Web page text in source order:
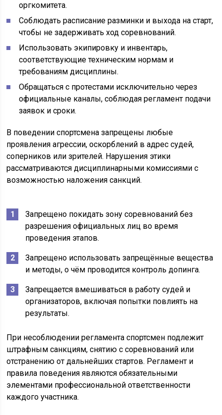
оргкомитета.
Соблюдать расписание разминки и выхода на старт,
чтобы не задерживать ход соревнований.
Использовать экипировку и инвентарь,
соответствующие техническим нормам и
требованиям дисциплины.
Обращаться с протестами исключительно через
официальные каналы, соблюдая регламент подачи
заявок и сроки.
В поведении спортсмена запрещены любые
проявления агрессии, оскорблений в адрес судей,
соперников или зрителей. Нарушения этики
рассматриваются дисциплинарными комиссиями с
возможностью наложения санкций.
Запрещено покидать зону соревнований без
разрешения официальных лиц во время
проведения этапов.
Запрещено использовать запрещённые вещества
и методы, о чём проводится контроль допинга.
Запрещается вмешиваться в работу судей и
организаторов, включая попытки повлиять на
результаты.
При несоблюдении регламента спортсмен подлежит
штрафным санкциям, снятию с соревнований или
отстранению от дальнейших стартов. Регламент и
правила поведения являются обязательными
элементами профессиональной ответственности
каждого участника.